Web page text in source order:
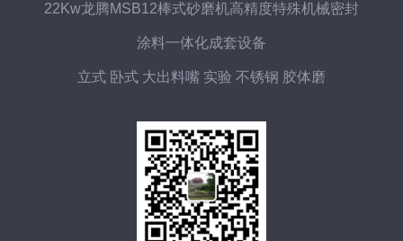
22Kw龙腾MSB12棒式砂磨机高精度特殊机械密封
涂料一体化成套设备
立式 卧式 大出料嘴 实验 不锈钢 胶体磨